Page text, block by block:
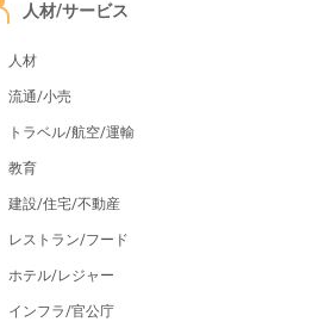
人材/サービス
人材
流通/小売
トラベル/航空/運輸
教育
建設/住宅/不動産
レストラン/フード
ホテル/レジャー
インフラ/官公庁